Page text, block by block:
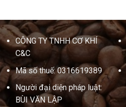
CÔNG TY TNHH CƠ KHÍ
C&C
Mã số thuế: 0316619389
Người đại diện pháp luật:
BÙI VĂN LẬP